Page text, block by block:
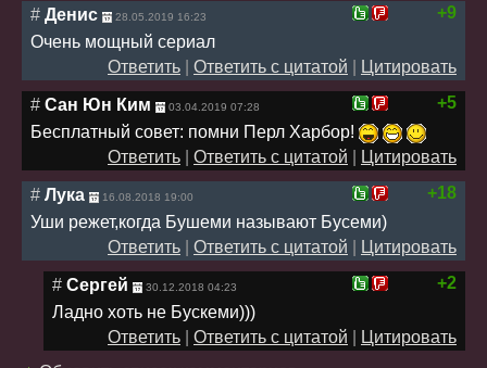
+9
# Денис 28.05.2019 16:23
Очень мощный сериал
Ответить
Ответить с цитатой
Цитировать
+5
# Сан Юн Ким 03.04.2019 07:28
Бесплатный совет: помни Перл Харбор!
Ответить
Ответить с цитатой
Цитировать
+18
# Лука 16.08.2018 19:00
Уши режет,когда Бушеми называют Бусеми)
Ответить
Ответить с цитатой
Цитировать
+2
# Сергей 30.12.2018 04:23
Ладно хоть не Бускеми)))
Ответить
Ответить с цитатой
Цитировать